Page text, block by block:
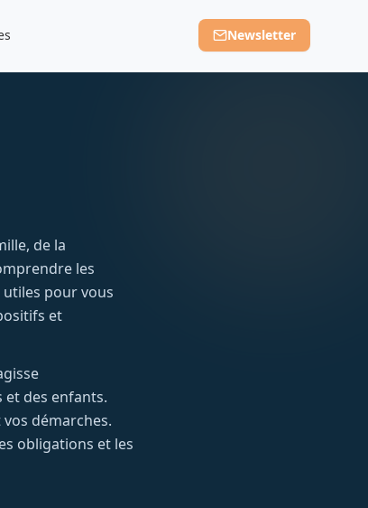
Newsletter
de la
les
pour vous
et
et des enfants.
démarches.
obligations et les